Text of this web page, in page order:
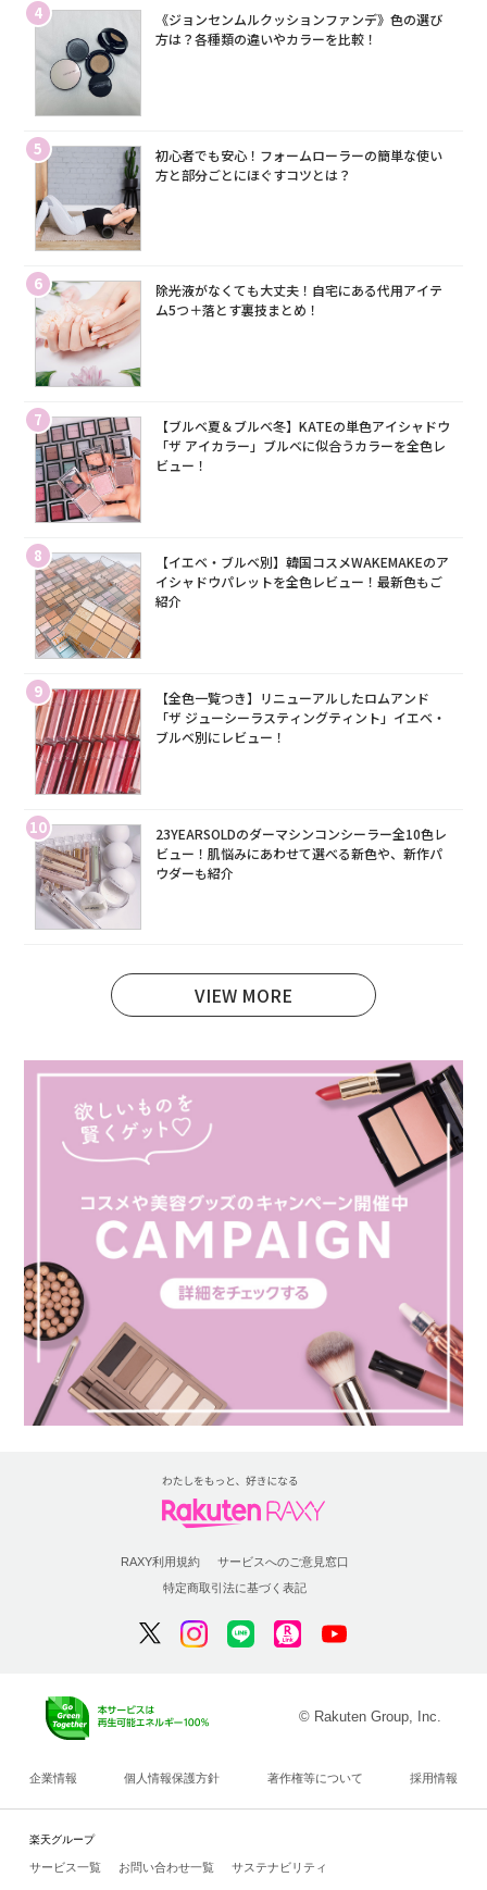
4
《ジョンセンムルクッションファンデ》色の選び
方は？各種類の違いやカラーを比較！
5
初心者でも安心！フォームローラーの簡単な使い
方と部分ごとにほぐすコツとは？
6
除光液がなくても大丈夫！自宅にある代用アイテ
ム5つ＋落とす裏技まとめ！
7
【ブルベ夏＆ブルベ冬】KATEの単色アイシャドウ
「ザ アイカラー」ブルベに似合うカラーを全色レ
ビュー！
8
【イエベ・ブルベ別】韓国コスメWAKEMAKEのア
イシャドウパレットを全色レビュー！最新色もご
紹介
9
【全色一覧つき】リニューアルしたロムアンド
「ザ ジューシーラスティングティント」イエベ・
ブルベ別にレビュー！
10
23YEARSOLDのダーマシンコンシーラー全10色レ
ビュー！肌悩みにあわせて選べる新色や、新作パ
ウダーも紹介
VIEW MORE
RAXY利用規約
サービスへのご意見窓口
特定商取引法に基づく表記
© Rakuten Group, Inc.
企業情報 個人情報保護方針 著作権等について 採用情報
楽天グループ
サービス一覧 お問い合わせ一覧 サステナビリティ